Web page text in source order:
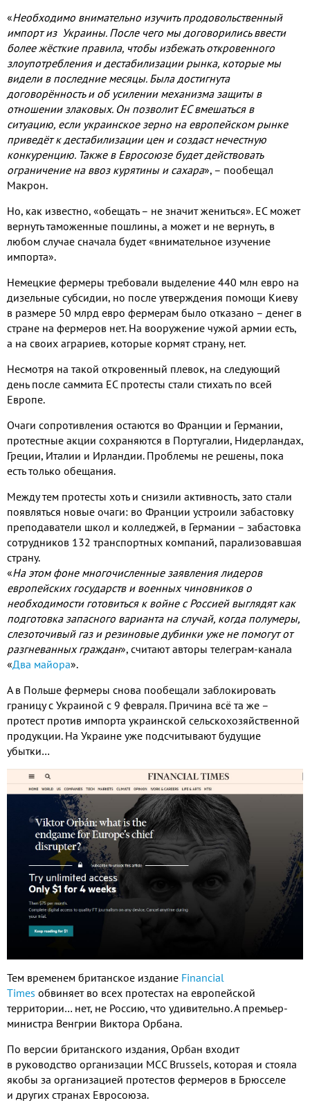
«Необходимо внимательно изучить продовольственный
импорт из Украины. После чего мы договорились ввести
более жёсткие правила, чтобы избежать откровенного
злоупотребления и дестабилизации рынка, которые мы
видели в последние месяцы. Была достигнута
договорённость и об усилении механизма защиты в
отношении злаковых. Он позволит ЕС вмешаться в
ситуацию, если украинское зерно на европейском рынке
приведёт к дестабилизации цен и создаст нечестную
конкуренцию. Также в Евросоюзе будет действовать
ограничение на ввоз курятины и сахара», – пообещал
Макрон.
Но, как известно, «обещать – не значит жениться». ЕС может
вернуть таможенные пошлины, а может и не вернуть, в
любом случае сначала будет «внимательное изучение
импорта».
Немецкие фермеры требовали выделение 440 млн евро на
дизельные субсидии, но после утверждения помощи Киеву
в размере 50 млрд евро фермерам было отказано – денег в
стране на фермеров нет. На вооружение чужой армии есть,
а на своих аграриев, которые кормят страну, нет.
Несмотря на такой откровенный плевок, на следующий
день после саммита ЕС протесты стали стихать по всей
Европе.
Очаги сопротивления остаются во Франции и Германии,
протестные акции сохраняются в Португалии, Нидерландах,
Греции, Италии и Ирландии. Проблемы не решены, пока
есть только обещания.
Между тем протесты хоть и снизили активность, зато стали
появляться новые очаги: во Франции устроили забастовку
преподаватели школ и колледжей, в Германии – забастовка
сотрудников 132 транспортных компаний, парализовавшая
страну.
«На этом фоне многочисленные заявления лидеров
европейских государств и военных чиновников о
необходимости готовиться к войне с Россией выглядят как
подготовка запасного варианта на случай, когда полумеры,
слезоточивый газ и резиновые дубинки уже не помогут от
разгневанных граждан», считают авторы телеграм-канала
«Два майора».
А в Польше фермеры снова пообещали заблокировать
границу с Украиной с 9 февраля. Причина всё та же –
протест против импорта украинской сельскохозяйственной
продукции. На Украине уже подсчитывают будущие
убытки…
Тем временем британское издание Financial
Times обвиняет во всех протестах на европейской
территории… нет, не Россию, что удивительно. А премьер-
министра Венгрии Виктора Орбана.
По версии британского издания, Орбан входит
в руководство организации MCC Brussels, которая и стояла
якобы за организацией протестов фермеров в Брюсселе
и других странах Евросоюза.